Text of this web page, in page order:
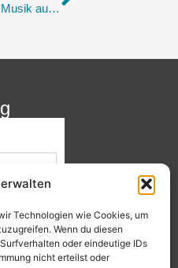
Technologien wie Cookies, um
Wenn du diesen
oder eindeutige IDs
nicht erteilst oder
Sonntag, 24. Mai, 17:00 Uhr – Sugato Bhaduri – klassische indische Musik aus Kalkutta